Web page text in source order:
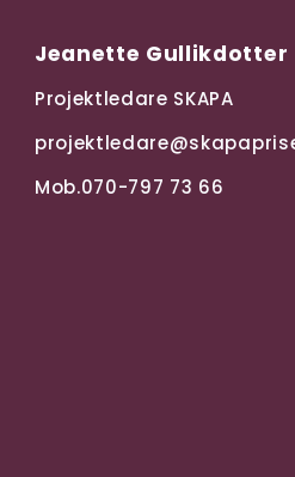
Jeanette Gullikdotter
Projektledare SKAPA
Mob.070-797 73 66